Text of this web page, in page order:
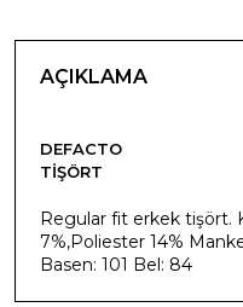
AÇIKLAMA
DEFACTO
TIŞÖRT
Regular fit erkek tişört.
7%,Poliester 14%
Basen: 101 Bel: 84